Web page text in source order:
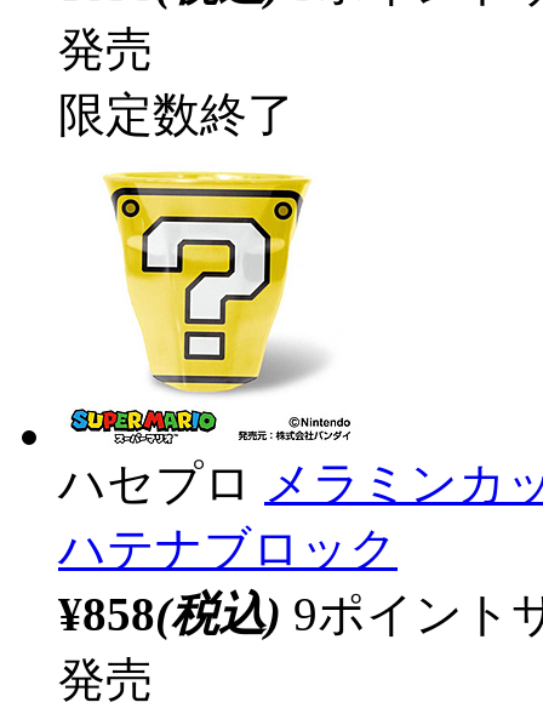
発売
限定数終了
ハセプロ メラミン
ハテナブロック
¥858(税込) 9ポイント
発売